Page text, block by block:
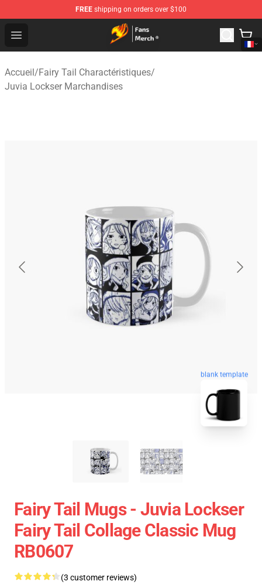
FREE shipping on orders over $100
Open menu
Fairy Tail Store - Official Fairy Tail Merchandise Shop
Accueil/Fairy Tail Charactéristiques/
Juvia Lockser Marchandises
blank template
Fairy Tail Mugs - Juvia Lockser
Fairy Tail Collage Classic Mug
RB0607
(3 customer reviews)